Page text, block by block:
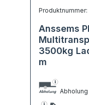
Produktnummer:
Anssems
3500kg
m